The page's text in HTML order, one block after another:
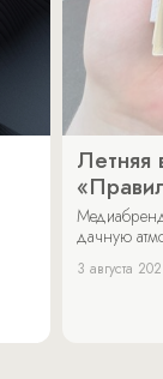
Летняя
дачную
3 августа